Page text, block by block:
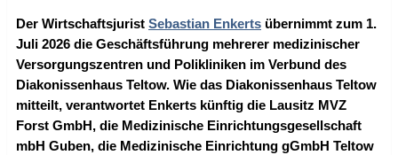
Der Wirtschaftsjurist Sebastian Enkerts übernimmt zum 1.
Juli 2026 die Geschäftsführung mehrerer medizinischer
Versorgungszentren und Polikliniken im Verbund des
Diakonissenhaus Teltow. Wie das Diakonissenhaus Teltow
mitteilt, verantwortet Enkerts künftig die Lausitz MVZ
Forst GmbH, die Medizinische Einrichtungsgesellschaft
mbH Guben, die Medizinische Einrichtung gGmbH Teltow